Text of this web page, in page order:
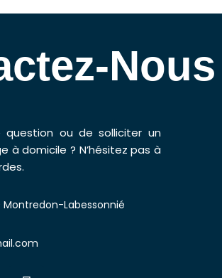
Nous
question ou de solliciter un
à domicile ? N’hésitez pas à
Montredon-Labessonnié